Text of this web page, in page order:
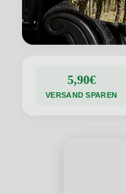
5,90€
VERSAND SPAREN